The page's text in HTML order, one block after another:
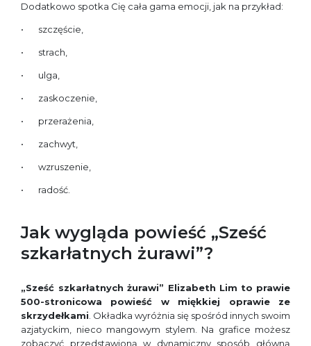
Dodatkowo spotka Cię cała gama emocji, jak na przykład:
szczęście,
strach,
ulga,
zaskoczenie,
przerażenia,
zachwyt,
wzruszenie,
radość.
Jak wygląda powieść „Sześć
szkarłatnych żurawi”?
„Sześć szkarłatnych żurawi” Elizabeth Lim to prawie
500-stronicowa powieść w miękkiej oprawie ze
skrzydełkami . Okładka wyróżnia się spośród innych swoim
azjatyckim, nieco mangowym stylem. Na grafice możesz
zobaczyć przedstawioną w dynamiczny sposób główną